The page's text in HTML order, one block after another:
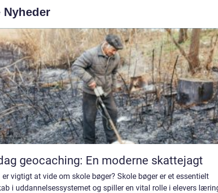
Nyheder
geocaching: En moderne skattejagt
er vigtigt at vide om skole bøger? Skole bøger er et essentielt
i uddannelsessystemet og spiller en vital rolle i elevers